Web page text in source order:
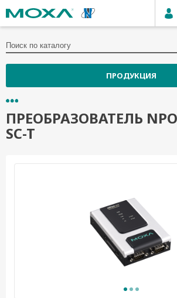
ПРОДУКЦИЯ
ПРЕОБРАЗОВАТЕЛЬ
SC-T